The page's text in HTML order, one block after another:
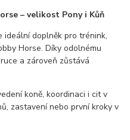
– velikost Pony i Kůň
ideální doplněk pro trénink,
Horse. Díky odolnému
a zároveň zůstává
koně, koordinaci i cit v
zastavení nebo první kroky v